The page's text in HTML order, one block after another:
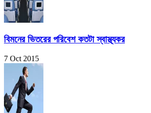
বিমনের ভিতরের পরিবেশ কতটা স্বাস্থ্যকর
7 Oct 2015